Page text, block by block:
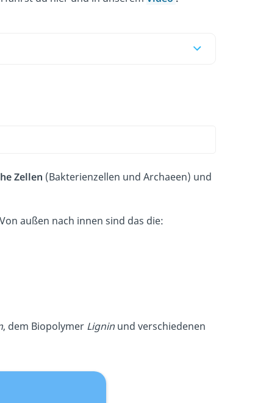
Zellen (Bakterienzellen und Archaeen) und
außen nach innen sind das die:
, dem Biopolymer Ligninund verschiedenen